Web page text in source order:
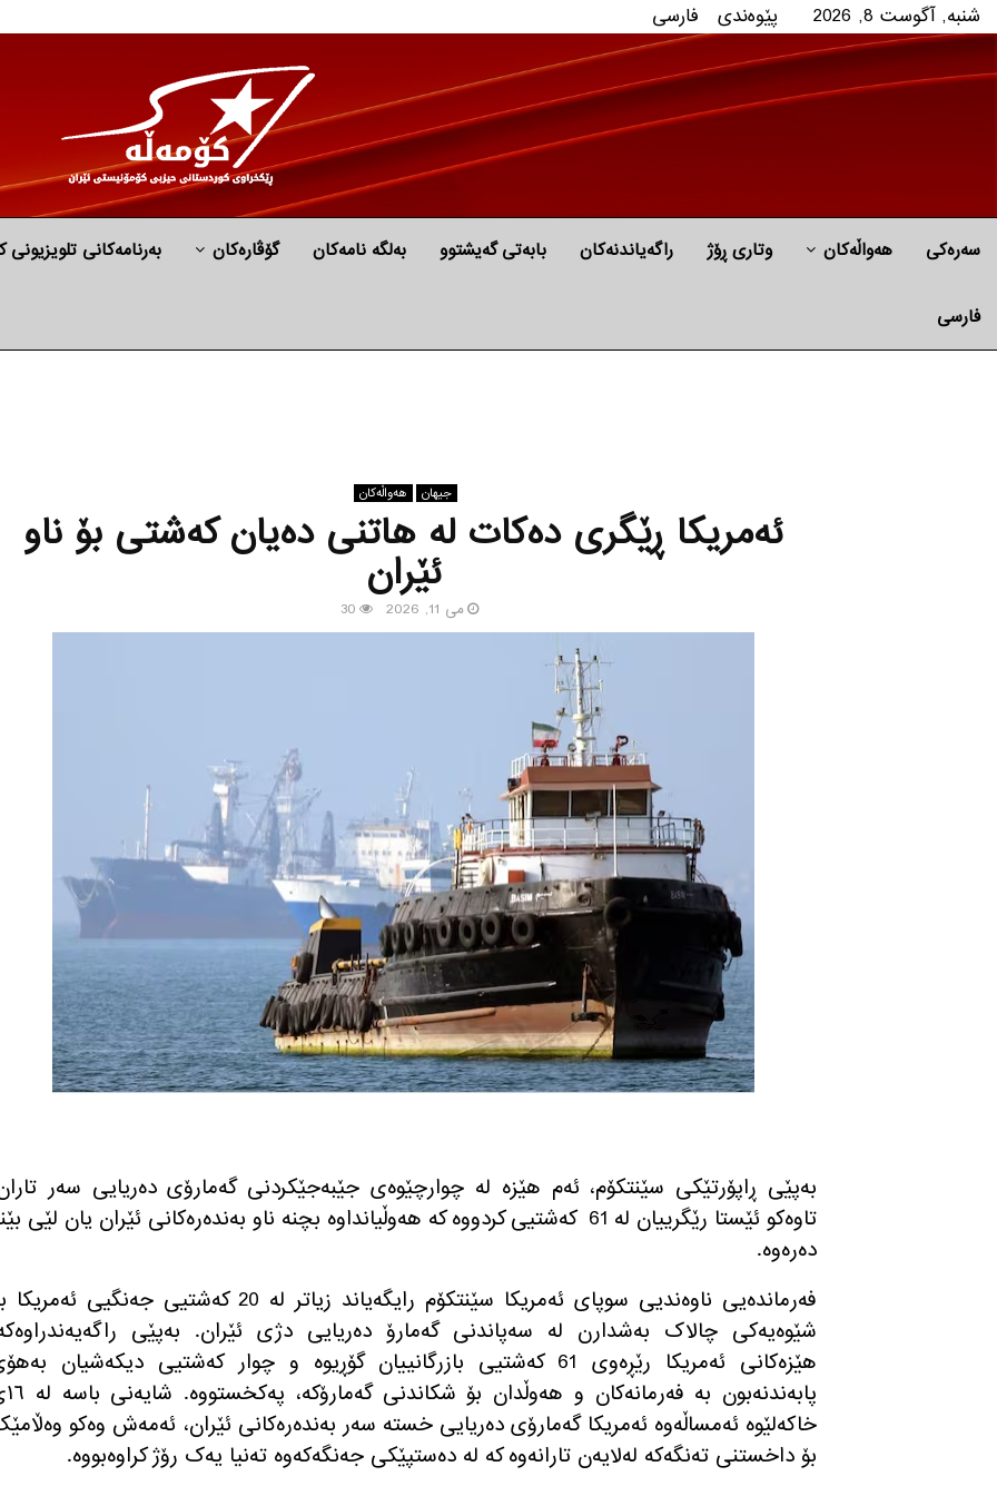
شنبه, آگوست 8, 2026 پێوه‌ندی فارسی
سەرەکی هه‌واڵه‌کان وتاری ڕۆژ راگه‌یاندنه‌كان بابه‌تی گه‌یشتوو به‌لگه‌ نامه‌كان گۆڤارەکان بەرنامەکانی تلویزیونی
فارسی
جیهان هه‌واڵه‌کان
ئەمریکا ڕێگری دەکات لە هاتنی دەیان کەشتی بۆ ناو
ئێران
می 11, 2026 30
بەپێی ڕاپۆرتێکی سێنتکۆم، ئەم هێزە لە چوارچێوەی جێبەجێکردنی گەمارۆی دەریایی سەر
تاوەکو ئێستا رێگرییان لە 61 کەشتیی کردووە کە هەوڵیانداوە بچنە ناو بەندەرەکانی ئێران یان لێی
دەرەوە.
فەرماندەیی ناوەندیی سوپای ئەمریکا سێنتکۆم رایگەیاند زیاتر لە 20 کەشتیی جەنگیی
شێوەیەکی چالاک بەشدارن لە سەپاندنی گەمارۆ دەریایی دژی ئێران. بەپێی
هێزەکانی ئەمریکا رێڕەوی 61 کەشتیی بازرگانییان گۆڕیوە و چوار کەشتیی دیکەشیان
پابەندنەبون بە
خاکەلێوە ئەمساڵەوە ئەمریکا گەمارۆی دەریایی خستە سەر بەندەرەکانی ئێران، ئەمەش وەکو
بۆ داخستنی تەنگەکە لەلایەن تارانەوە کە لە دەستپێکی جەنگەکەوە تەنیا یەک رۆژ کراوەبووە.